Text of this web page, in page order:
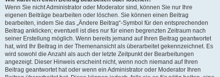
Wenn Sie nicht Administrator oder Moderator sind, können Sie nur Ihre
eigenen Beiträge bearbeiten oder löschen. Sie können einen Beitrag
bearbeiten, indem Sie das „Ändere Beitrag“-Symbol für den entsprechenden
Beitrag anklicken; eventuell ist dies nur für einen begrenzten Zeitraum nach
seiner Erstellung möglich. Wenn bereits jemand auf Ihren Beitrag geantwortet
hat, wird Ihr Beitrag in der Themenansicht als überarbeitet gekennzeichnet. Es
wird sowohl die Anzahl als auch der letzte Zeitpunkt der Bearbeitungen
angezeigt. Dieser Hinweis erscheint nicht, wenn noch niemand auf Ihren
Beitrag geantwortet hat oder wenn ein Administrator oder Moderator Ihren